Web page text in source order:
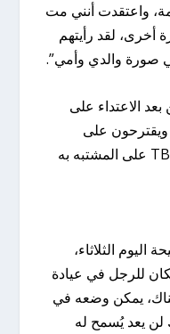
واعتقدت أنني مت
أخرى، لقد رأيتهم
صورة والدي وأمي”.
الاعتداء على
ويقترحون على
المحكمة فرض شكل خفيف من TBS على المشتبه به
اليوم الثلاثاء،
للرجل في عيادة
يمكن وضعه في
يعد يُسمح له